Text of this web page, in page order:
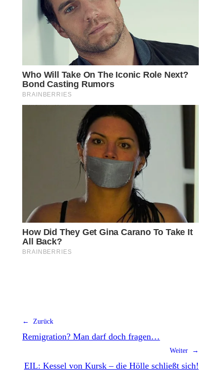
← Zurück
Remigration? Man darf doch fragen…
Weiter →
EIL: Kessel von Kursk – die Hölle schließt sich!